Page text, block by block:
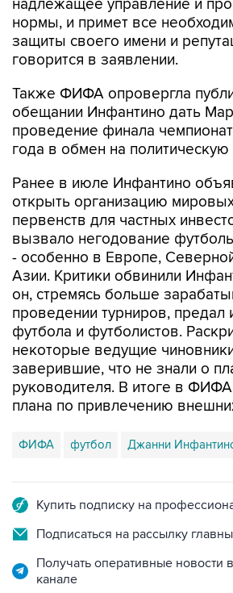
надлежащее управление и
нормы, и примет все
защиты своего имени и
говорится в заявлении.
Также ФИФА опровергла
обещании Инфантино дать
проведение финала
года в обмен на
Ранее в июле Инфантино
открыть организацию
первенств для частных
вызвало негодование
- особенно в Европе,
Азии. Критики обвинили
он, стремясь больше
проведении турниров, предал
футбола и футболистов.
некоторые ведущие
заверившие, что не знали о
руководителя. В итоге в ФИФА
плана по привлечению
ФИФА футбол Джанни
Купить подписку на
Подписаться на рассылку
Получать оперативные новости
канале